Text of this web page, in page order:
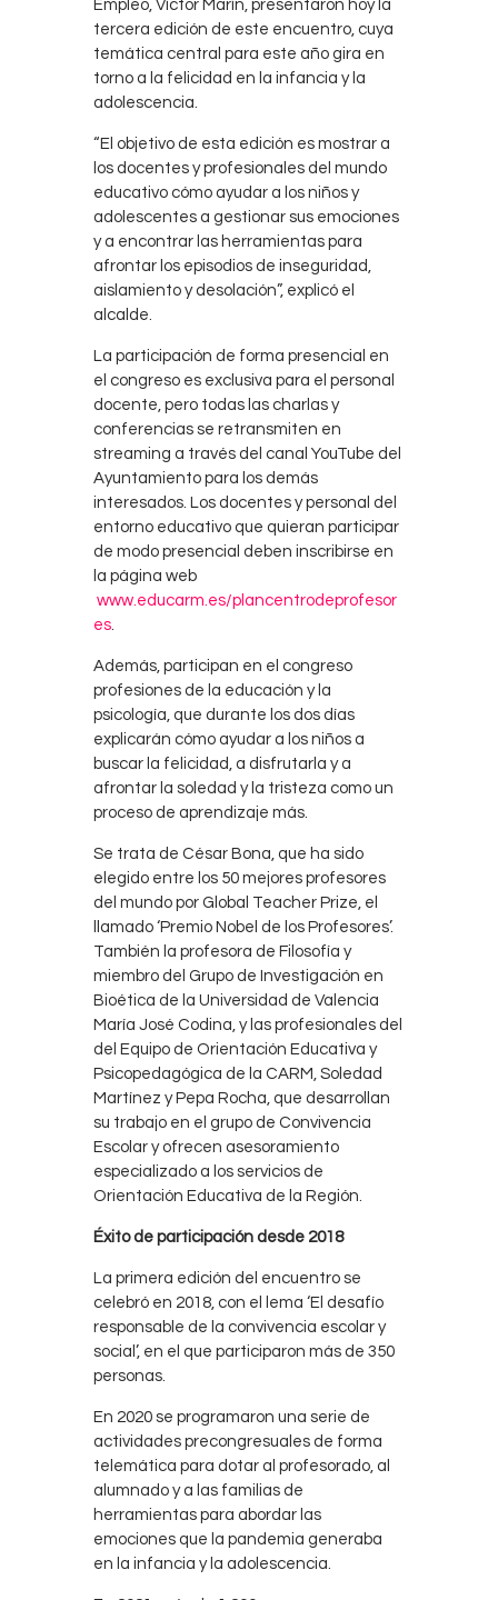
Empleo, Víctor Marín, presentaron hoy la
tercera edición de este encuentro, cuya
temática central para este año gira en
torno a la felicidad en la infancia y la
adolescencia.
“El objetivo de esta edición es mostrar a
los docentes y profesionales del mundo
educativo cómo ayudar a los niños y
adolescentes a gestionar sus emociones
y a encontrar las herramientas para
afrontar los episodios de inseguridad,
aislamiento y desolación”, explicó el
alcalde.
La participación de forma presencial en
el congreso es exclusiva para el personal
docente, pero todas las charlas y
conferencias se retransmiten en
streaming a través del canal YouTube del
Ayuntamiento para los demás
interesados. Los docentes y personal del
entorno educativo que quieran participar
de modo presencial deben inscribirse en
la página web
www.educarm.es/plancentrodeprofesor
es.
Además, participan en el congreso
profesiones de la educación y la
psicología, que durante los dos días
explicarán cómo ayudar a los niños a
buscar la felicidad, a disfrutarla y a
afrontar la soledad y la tristeza como un
proceso de aprendizaje más.
Se trata de César Bona, que ha sido
elegido entre los 50 mejores profesores
del mundo por Global Teacher Prize, el
llamado ‘Premio Nobel de los Profesores’.
También la profesora de Filosofía y
miembro del Grupo de Investigación en
Bioética de la Universidad de Valencia
María José Codina, y las profesionales del
del Equipo de Orientación Educativa y
Psicopedagógica de la CARM, Soledad
Martínez y Pepa Rocha, que desarrollan
su trabajo en el grupo de Convivencia
Escolar y ofrecen asesoramiento
especializado a los servicios de
Orientación Educativa de la Región.
Éxito de participación desde 2018
La primera edición del encuentro se
celebró en 2018, con el lema ‘El desafío
responsable de la convivencia escolar y
social’, en el que participaron más de 350
personas.
En 2020 se programaron una serie de
actividades precongresuales de forma
telemática para dotar al profesorado, al
alumnado y a las familias de
herramientas para abordar las
emociones que la pandemia generaba
en la infancia y la adolescencia.